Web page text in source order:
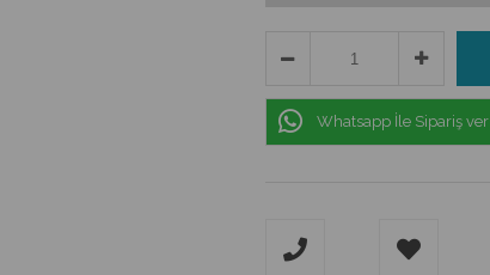
Whatsapp İle Sipariş ver